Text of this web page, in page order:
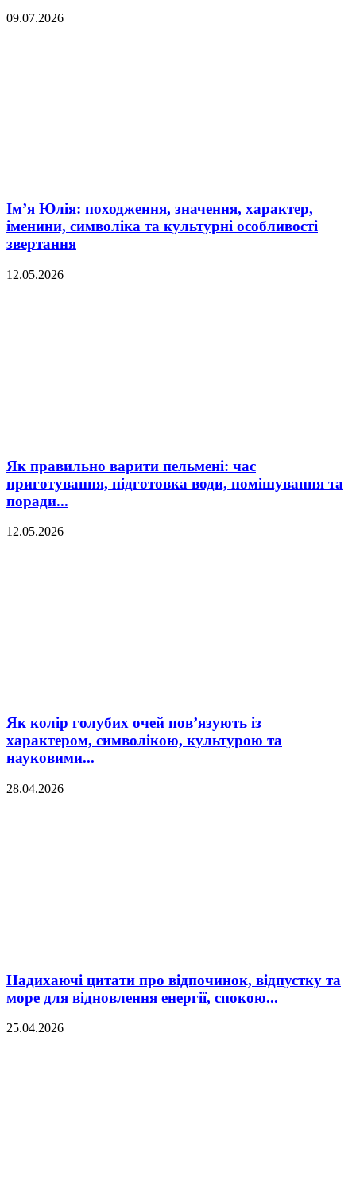
09.07.2026
Ім’я Юлія: походження, значення, характер,
іменини, символіка та культурні особливості
звертання
12.05.2026
Як правильно варити пельмені: час
приготування, підготовка води, помішування та
поради...
12.05.2026
Як колір голубих очей пов’язують із
характером, символікою, культурою та
науковими...
28.04.2026
Надихаючі цитати про відпочинок, відпустку та
море для відновлення енергії, спокою...
25.04.2026